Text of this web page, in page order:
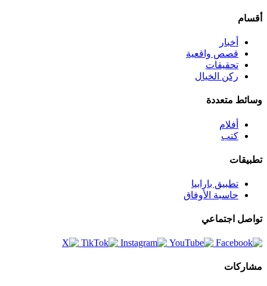
أقسام
أخبار
قصص واقعية
تحقيقات
ركن الخيال
وسائط متعددة
أفلام
كتب
تطبيقات
تطبيق بارابيا
حاسبة الأوفاق
تواصل اجتماعي
مشاركات